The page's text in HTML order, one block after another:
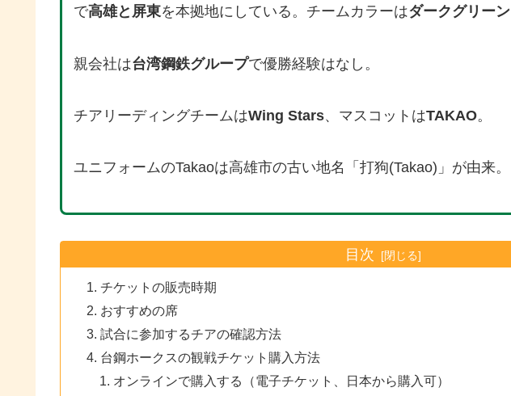
で高雄と屏東を本拠地にしている。チームカラーはダークグリーン
親会社は台湾鋼鉄グループで優勝経験はなし。
チアリーディングチームはWing Stars、マスコットはTAKAO。
ユニフォームのTakaoは高雄市の古い地名「打狗(Takao)」が由来。
目次
チケットの販売時期
おすすめの席
試合に参加するチアの確認方法
台鋼ホークスの観戦チケット購入方法
オンラインで購入する（電子チケット、日本から購入可）